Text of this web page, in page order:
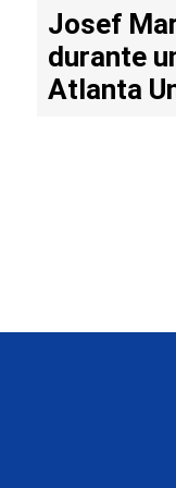
Josef
durante
Atlanta